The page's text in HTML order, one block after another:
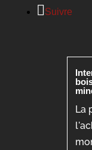
Suivre
La